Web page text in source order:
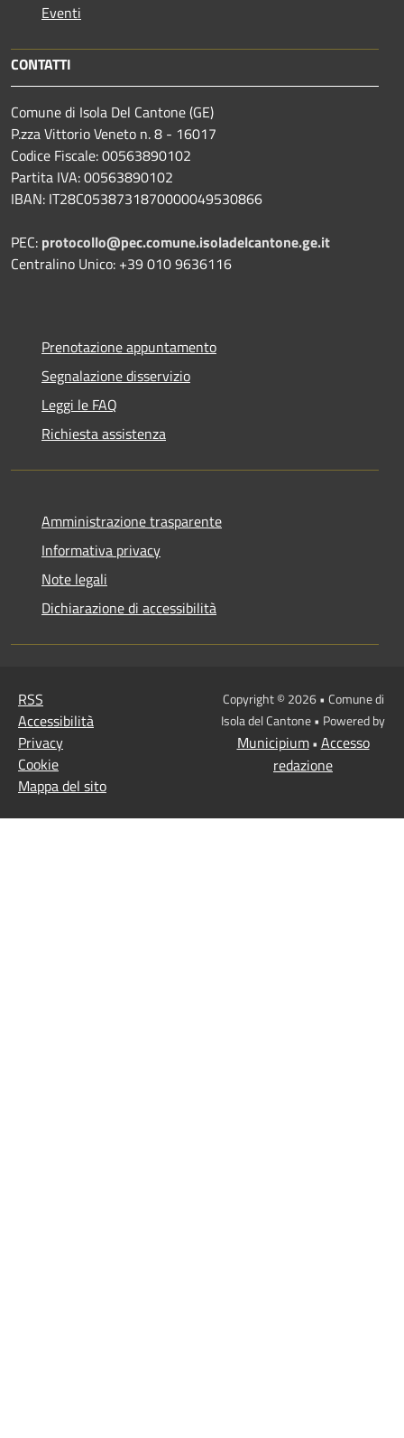
Eventi
CONTATTI
Comune di Isola Del Cantone (GE)
P.zza Vittorio Veneto n. 8 - 16017
Codice Fiscale: 00563890102
Partita IVA: 00563890102
IBAN: IT28C0538731870000049530866
PEC: protocollo@pec.comune.isoladelcantone.ge.it
Centralino Unico: +39 010 9636116
Prenotazione appuntamento
Segnalazione disservizio
Leggi le FAQ
Richiesta assistenza
Amministrazione trasparente
Informativa privacy
Note legali
Dichiarazione di accessibilità
RSS
Accessibilità
Privacy
Cookie
Mappa del sito
Copyright © 2026 • Comune di
Isola del Cantone • Powered by
Municipium• Accesso
redazione